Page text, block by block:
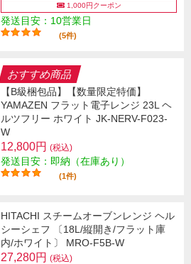
1,000円クーポン
発送目安：10営業日
(5件)
おすすめ商品
【B級梱包品】【数量限定特価】
YAMAZEN フラット電子レンジ 23L ヘ
ルツフリー ホワイト JK-NERV-F023-
W
12,800円 (税込)
発送目安：即納（在庫あり）
(1件)
HITACHI スチームオーブンレンジ ヘル
シーシェフ 〔18L/縦開き/フラット庫
内/ホワイト〕 MRO-F5B-W
27,280円 (税込)